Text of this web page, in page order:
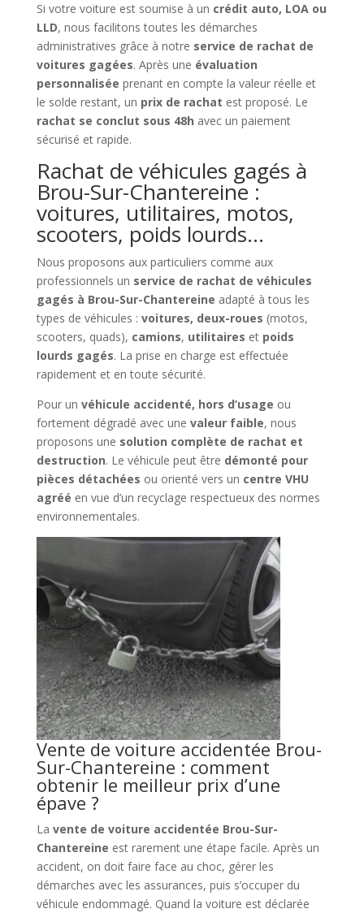
Si votre voiture est soumise à un crédit auto, LOA ou
LLD, nous facilitons toutes les démarches
administratives grâce à notre service de rachat de
voitures gagées. Après une évaluation
personnalisée prenant en compte la valeur réelle et
le solde restant, un prix de rachat est proposé. Le
rachat se conclut sous 48h avec un paiement
sécurisé et rapide.
Rachat de véhicules gagés à
Brou-Sur-Chantereine :
voitures, utilitaires, motos,
scooters, poids lourds…
Nous proposons aux particuliers comme aux
professionnels un service de rachat de véhicules
gagés à Brou-Sur-Chantereine adapté à tous les
types de véhicules : voitures, deux-roues (motos,
scooters, quads), camions, utilitaires et poids
lourds gagés. La prise en charge est effectuée
rapidement et en toute sécurité.
Pour un véhicule accidenté, hors d’usage ou
fortement dégradé avec une valeur faible, nous
proposons une solution complète de rachat et
destruction. Le véhicule peut être démonté pour
pièces détachées ou orienté vers un centre VHU
agréé en vue d’un recyclage respectueux des normes
environnementales.
Vente de voiture accidentée Brou-
Sur-Chantereine : comment
obtenir le meilleur prix d’une
épave ?
La vente de voiture accidentée Brou-Sur-
Chantereine est rarement une étape facile. Après un
accident, on doit faire face au choc, gérer les
démarches avec les assurances, puis s’occuper du
véhicule endommagé. Quand la voiture est déclarée